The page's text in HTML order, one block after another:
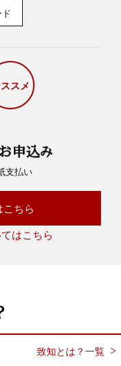
スメ
申込み
支払い
ちら
はこちら
致知とは？一覧